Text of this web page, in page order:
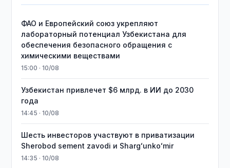
ФАО и Европейский союз укрепляют
лабораторный потенциал Узбекистана для
обеспечения безопасного обращения с
химическими веществами
15:00 · 10/08
Узбекистан привлечет $6 млрд. в ИИ до 2030
года
14:45 · 10/08
Шесть инвесторов участвуют в приватизации
Sherobod sement zavodi и Shargʻunkoʻmir
14:35 · 10/08